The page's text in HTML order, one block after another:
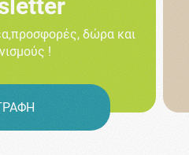
δώρα και
!